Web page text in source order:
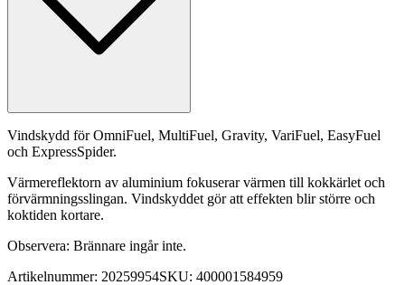
Vindskydd för OmniFuel, MultiFuel, Gravity, VariFuel, EasyFuel
och ExpressSpider.
Värmereflektorn av aluminium fokuserar värmen till kokkärlet och
förvärmningsslingan. Vindskyddet gör att effekten blir större och
koktiden kortare.
Observera: Brännare ingår inte.
Artikelnummer: 20259954SKU: 400001584959